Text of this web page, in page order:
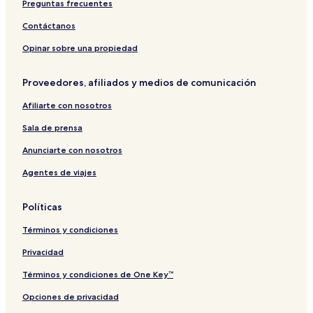
u
e
n
o
s
a
y
o
r
m
c
S
t
a
y
B
u
M
a
l
n
s
u
M
l
g
o
l
a
R
s
o
r
t
V
i
l
F
r
n
n
B
o
u
t
q
B
a
t
u
a
B
t
Preguntas frecuentes
Contáctanos
Opinar sobre una propiedad
Proveedores, afiliados y medios de comunicación
Afiliarte con nosotros
Sala de prensa
Anunciarte con nosotros
Agentes de viajes
Políticas
Términos y condiciones
Privacidad
Términos y condiciones de One Key™
Opciones de privacidad